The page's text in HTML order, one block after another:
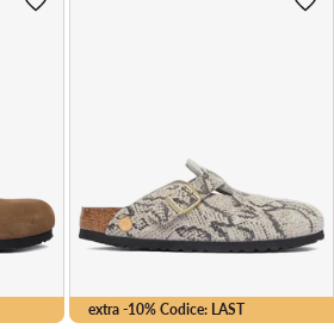
extra -10% Codice: LAST